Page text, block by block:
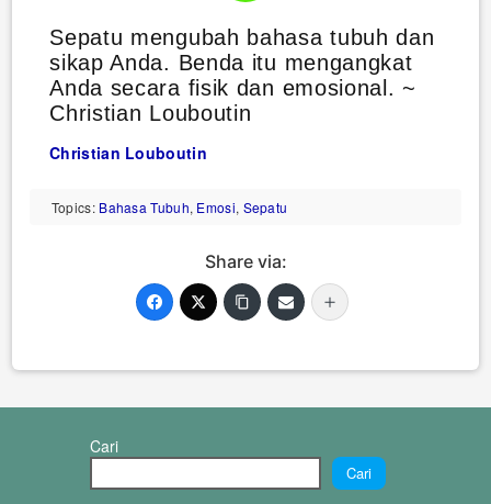
Sepatu mengubah bahasa tubuh dan
sikap Anda. Benda itu mengangkat
Anda secara fisik dan emosional. ~
Christian Louboutin
Christian Louboutin
Topics: Bahasa Tubuh, Emosi, Sepatu
Share via:
Cari
Cari